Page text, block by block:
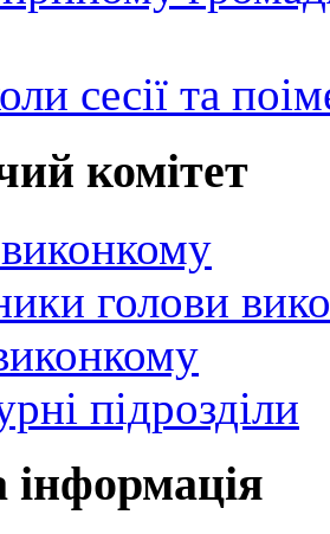
сесії та
комітет
голови
підрозділи
інформація